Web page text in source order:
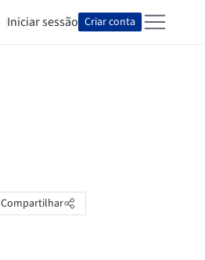
Iniciar sessão Criar conta
Compartilhar